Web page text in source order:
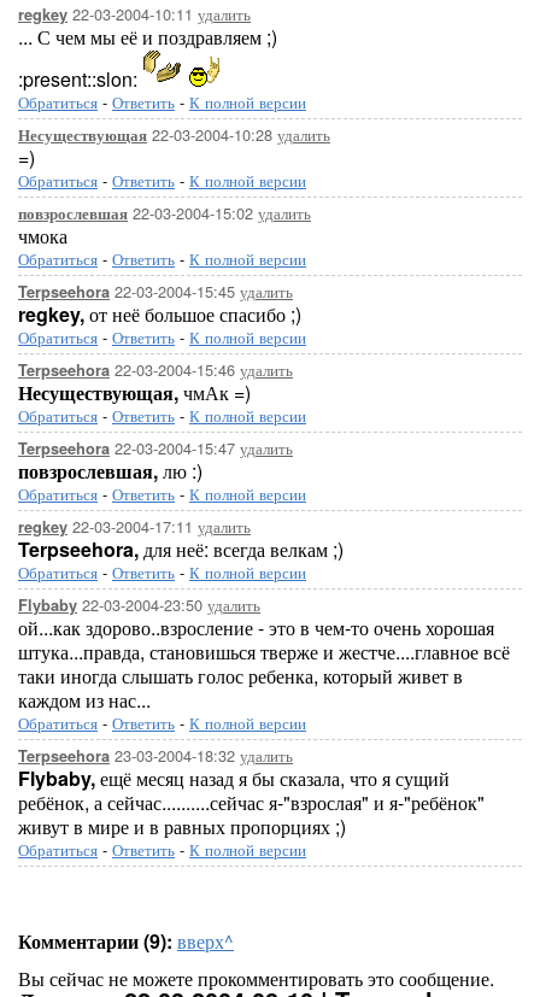
regkey 22-03-2004-10:11 удалить
... С чем мы её и поздравляем ;)
:present::slon:
Обратиться - Ответить - К полной версии
Несуществующая 22-03-2004-10:28 удалить
=)
Обратиться - Ответить - К полной версии
повзрослевшая 22-03-2004-15:02 удалить
чмока
Обратиться - Ответить - К полной версии
Terpseehora 22-03-2004-15:45 удалить
regkey,от неё большое спасибо ;)
Обратиться - Ответить - К полной версии
Terpseehora 22-03-2004-15:46 удалить
Несуществующая,чмАк =)
Обратиться - Ответить - К полной версии
Terpseehora 22-03-2004-15:47 удалить
повзрослевшая,лю :)
Обратиться - Ответить - К полной версии
regkey 22-03-2004-17:11 удалить
Terpseehora,для неё: всегда велкам ;)
Обратиться - Ответить - К полной версии
Flybaby 22-03-2004-23:50 удалить
ой...как здорово..взросление - это в чем-то очень хорошая
штука...правда, становишься тверже и жестче....главное всё
таки иногда слышать голос ребенка, который живет в
каждом из нас...
Обратиться - Ответить - К полной версии
Terpseehora 23-03-2004-18:32 удалить
Flybaby,ещё месяц назад я бы сказала, что я сущий
ребёнок, а сейчас..........сейчас я-"взрослая" и я-"ребёнок"
живут в мире и в равных пропорциях ;)
Обратиться - Ответить - К полной версии
Комментарии (9): вверх^
Вы сейчас не можете прокомментировать это сообщение.